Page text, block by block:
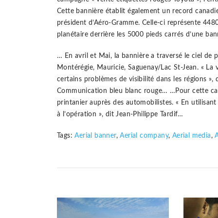
Cette bannière établit également un record
président d’Aéro-Gramme. Celle-ci représente
planétaire derrière les 5000 pieds carrés d’une
… En avril et Mai, la bannière a traversé le ciel de
Montérégie, Mauricie, Saguenay/Lac St-Jean. «
certains problèmes de visibilité dans les régions »,
Communication bleu blanc rouge… …Pour cette
printanier auprès des automobilistes. « En
à l’opération », dit Jean-Philippe Tardif…
Tags:Aerial banner,Aerial company, Aerial media ,